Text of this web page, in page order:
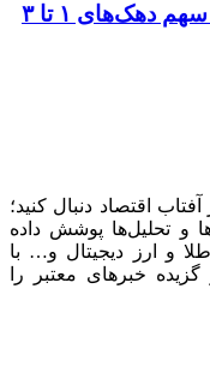
افزایش قابل توجه یارانه آذر ۱۴۰۴؛ سهم دهک‌های ۱ تا ۳
اقتصاد دنبال کنید؛
و تحلیل‌ها پوشش داده
و ارز دیجیتال و… با
خبرهای معتبر را